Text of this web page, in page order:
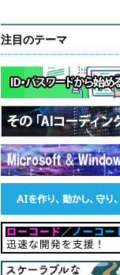
注目のテーマ